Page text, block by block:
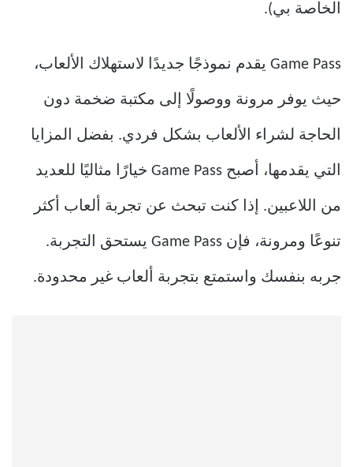
الخاصة بي).
Game Pass يقدم نموذجًا جديدًا لاستهلاك الألعاب،
حيث يوفر مرونة ووصولًا إلى مكتبة ضخمة دون
الحاجة لشراء الألعاب بشكل فردي. بفضل المزايا
التي يقدمها، أصبح Game Pass خيارًا مثاليًا للعديد
من اللاعبين. إذا كنت تبحث عن تجربة ألعاب أكثر
تنوعًا ومرونة، فإن Game Pass يستحق التجربة.
جربه بنفسك واستمتع بتجربة ألعاب غير محدودة.